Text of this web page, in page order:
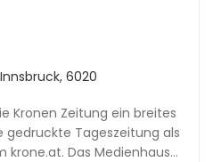
6020
Kronen Zeitung ein breites
gedruckte Tageszeitung als
Das Medienhaus